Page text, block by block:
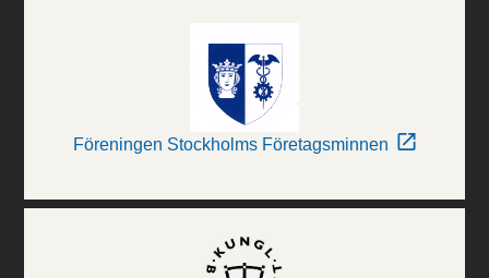
Föreningen Stockholms Företagsminnen